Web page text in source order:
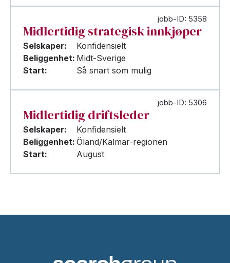
jobb-ID: 5358
Midlertidig strategisk innkjøper
Selskaper:
Konfidensielt
Beliggenhet: Midt-Sverige
Start:
Så snart som mulig
jobb-ID: 5306
Midlertidig driftsleder
Selskaper:
Konfidensielt
Beliggenhet: Öland/Kalmar-regionen
Start:
August